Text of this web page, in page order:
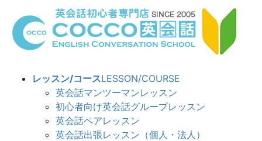
レッスン/コースLESSON/COURSE
英会話マンツーマンレッスン
初心者向け英会話グループレッスン
英会話ペアレッスン
英会話出張レッスン（個人・法人）